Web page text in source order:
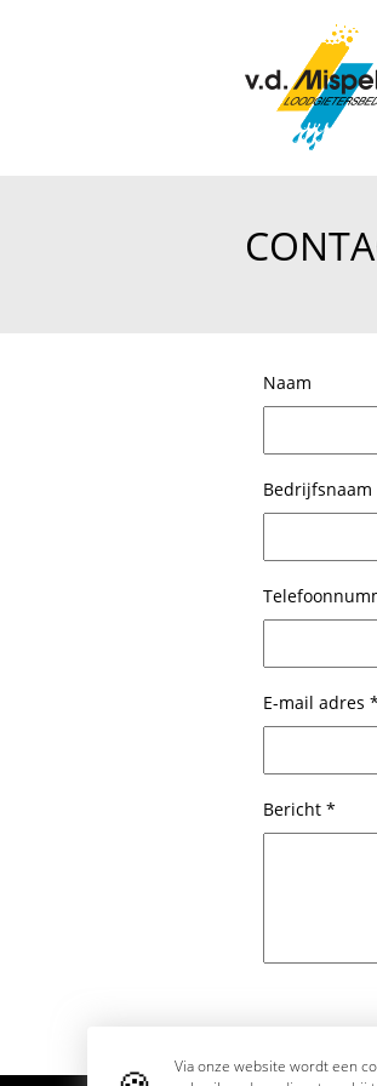
Naam
Bedrijfsnaam
E-mail adres *
Bericht *
Via onze website wordt een